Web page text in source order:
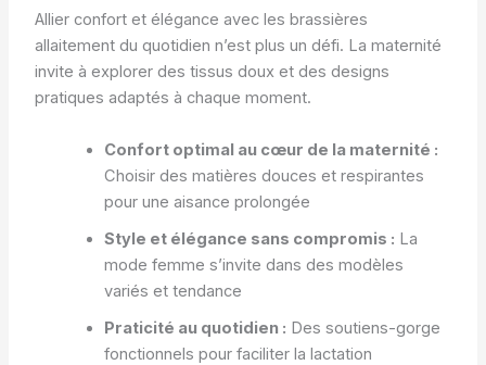
Allier confort et élégance avec les brassières
allaitement du quotidien n’est plus un défi. La maternité
invite à explorer des tissus doux et des designs
pratiques adaptés à chaque moment.
Confort optimal au cœur de la maternité :
Choisir des matières douces et respirantes
pour une aisance prolongée
Style et élégance sans compromis : La
mode femme s’invite dans des modèles
variés et tendance
Praticité au quotidien : Des soutiens-gorge
fonctionnels pour faciliter la lactation